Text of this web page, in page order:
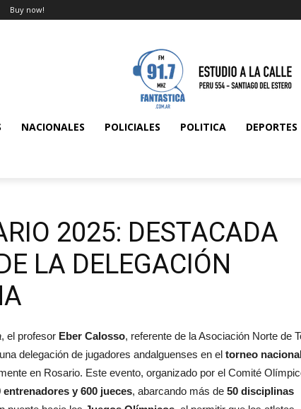
Buy now!
NACIONALES POLICIALES POLITICA DEPORTES
2025: DESTACADA
LA DELEGACIÓN
, el profesor Eber Calosso, referente de la Asociación Norte de
delegación de jugadores andalguenses en el torneo
en Rosario. Este evento, organizado por el Comité
y 600 jueces, abarcando más de 50 disciplinas